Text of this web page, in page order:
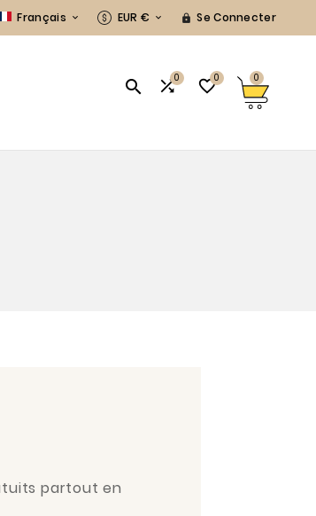
Français  EUR €   Se Connecter
 0 0 0
partout en